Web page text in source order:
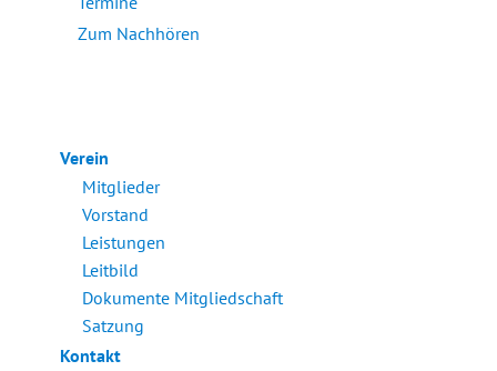
Zum Nachhören
Verein
Mitglieder
Vorstand
Leistungen
Leitbild
Dokumente Mitgliedschaft
Satzung
Kontakt